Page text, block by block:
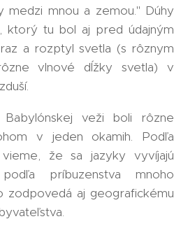
medzi mnou a zemou." Dúhy
ktorý tu bol aj pred údajným
a rozptyl svetla (s rôznym
vlnové dĺžky svetla) v
veži boli rôzne
v jeden okamih. Podľa
že sa jazyky vyvíjajú
príbuzenstva mnoho
zodpovedá aj geografickému